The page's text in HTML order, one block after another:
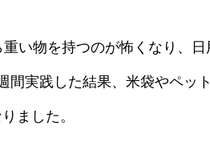
い物を持つのが怖くなり、
実践した結果、米袋やペッ
ました。